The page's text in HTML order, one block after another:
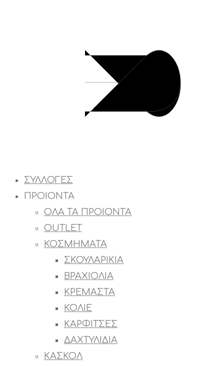
ΣΥΛΛΟΓΕΣ
ΠΡΟΙΟΝΤΑ
ΟΛΑ ΤΑ ΠΡΟΙΟΝΤΑ
OUTLET
ΚΟΣΜΗΜΑΤΑ
ΣΚΟΥΛΑΡΙΚΙΑ
ΒΡΑΧΙΟΛΙΑ
ΚΡΕΜΑΣΤΑ
ΚΟΛΙΕ
ΚΑΡΦΙΤΣΕΣ
ΔΑΧΤΥΛΙΔΙΑ
ΚΑΣΚΟΛ